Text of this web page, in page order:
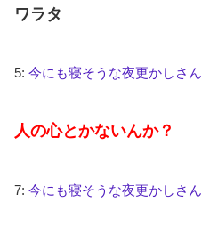
ワラタ
5: 今にも寝そうな夜更かしさん
人の心とかないんか？
7: 今にも寝そうな夜更かしさん